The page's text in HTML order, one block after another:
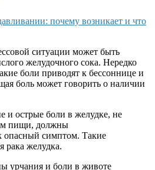
почему возникает и что
ситуации может быть
желудочного сока. Нередко
боли приводят к бессоннице и
боль может говорить о наличии
острые боли в желудке, не
пищи, должны
опасный симптом. Такие
рака желудка.
урчания и боли в животе